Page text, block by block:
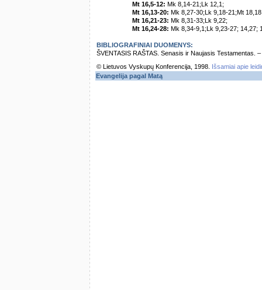
Mt 16,5-12: Mk 8,14-21;Lk 12,1;
Mt 16,13-20: Mk 8,27-30;Lk 9,18-21;Mt
Mt 16,21-23: Mk 8,31-33;Lk 9,22;
Mt 16,24-28: Mk 8,34-9,1;Lk 9,23-27; 14,27;
BIBLIOGRAFINIAI DUOMENYS:
ŠVENTASIS RAŠTAS. Senasis ir Naujasis Testamentas.
© Lietuvos Vyskupų Konferencija, 1998.
Išsamiai apie
Evangelija pagal Matą